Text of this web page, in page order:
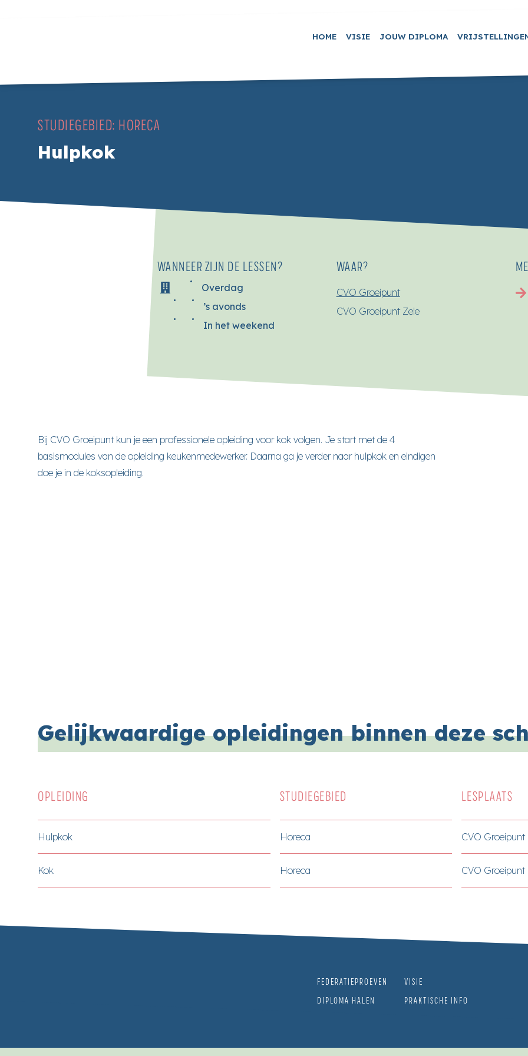
HOME VISIE JOUW DIPLOMA
STUDIEGEBIED: HORECA
Hulpkok
WANNEER ZIJN DE LESSEN?
Overdag
’s avonds
In het weekend
WAAR?
CVO Groeipunt
CVO Groeipunt Zele
Bij CVO Groeipunt kun je een professionele opleiding voor kok volgen. Je start met de 4
basismodules van de opleiding keukenmedewerker. Daarna ga je verder naar hulpkok en eindigen
doe je in de koksopleiding.
Gelijkwaardige opleidingen binnen deze
OPLEIDING STUDIEGEBIED LESPLAATS
Hulpkok Horeca CVO Groeipunt
Kok Horeca CVO Groeipunt
FEDERATIEPROEVEN
VISIE
DIPLOMA HALEN
PRAKTISCHE INFO